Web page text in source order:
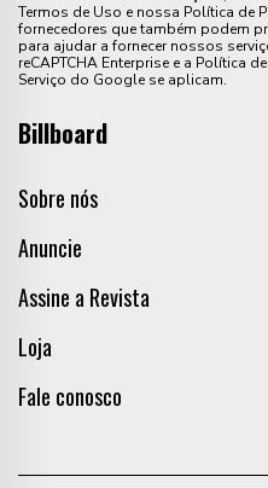
Termos de Uso e nossa Política de
fornecedores que também podem
para ajudar a fornecer nossos
reCAPTCHA Enterprise e a Política
Serviço do Google se aplicam.
Billboard
Sobre nós
Anuncie
Assine a Revista
Loja
Fale conosco